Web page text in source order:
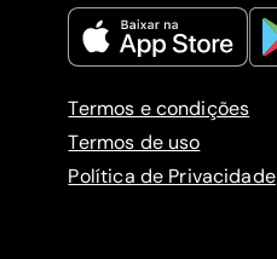
Termos e condições
Termos de uso
Política de Privacidade